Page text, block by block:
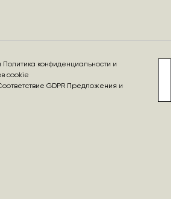
конфиденциальности и
cookie
GDPR Предложения и